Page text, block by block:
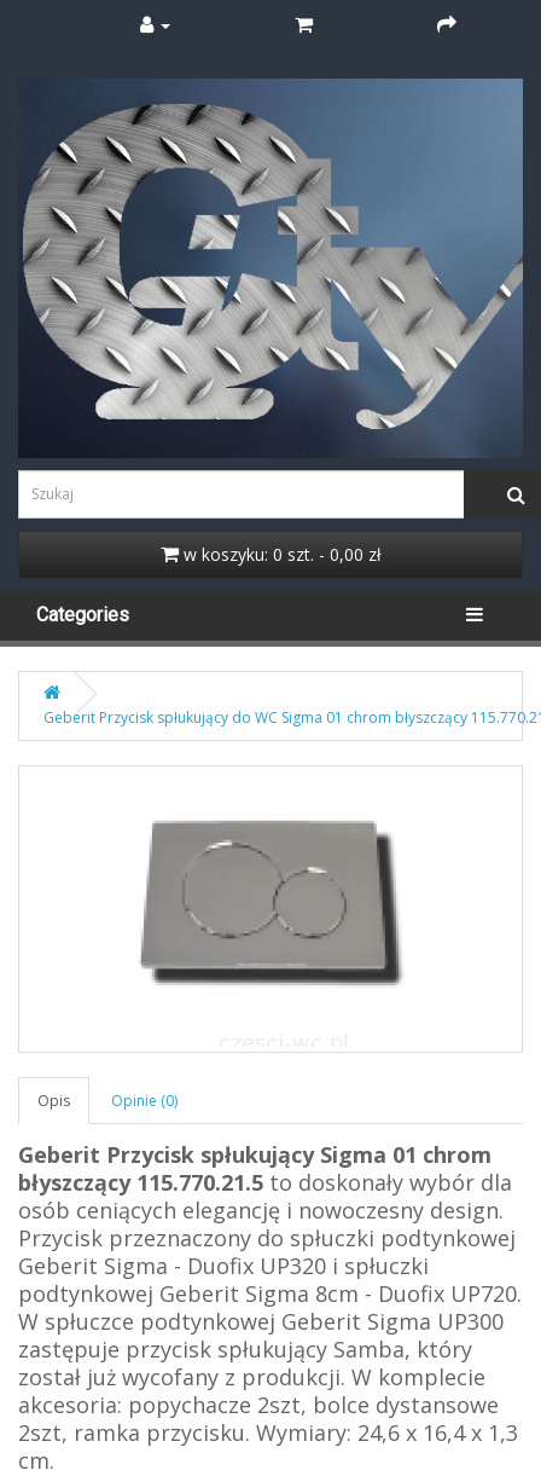
w koszyku: 0 szt. - 0,00 zł
Categories
Geberit Przycisk spłukujący do WC Sigma 01 chrom błyszczący
Opis Opinie (0)
Geberit Przycisk spłukujący Sigma 01 chrom
błyszczący 115.770.21.5 to doskonały wybór dla
osób ceniących elegancję i nowoczesny design.
Przycisk przeznaczony do spłuczki podtynkowej
Geberit Sigma - Duofix UP320 i spłuczki
podtynkowej Geberit Sigma 8cm - Duofix UP720.
W spłuczce podtynkowej Geberit Sigma UP300
zastępuje przycisk spłukujący Samba, który
został już wycofany z produkcji. W komplecie
akcesoria: popychacze 2szt, bolce dystansowe
2szt, ramka przycisku. Wymiary: 24,6 x 16,4 x 1,3
cm.